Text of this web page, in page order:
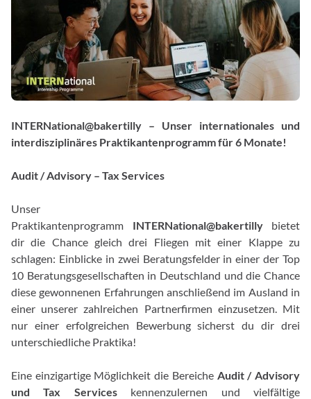
INTERNational@bakertilly – Unser internationales und
interdisziplinäres Praktikantenprogramm für 6 Monate!
Audit / Advisory – Tax Services
Unser
Praktikantenprogramm INTERNational@bakertillybietet
dir die Chance gleich drei Fliegen mit einer Klappe zu
schlagen: Einblicke in zwei Beratungsfelder in einer der Top
10 Beratungsgesellschaften in Deutschland und die Chance
diese gewonnenen Erfahrungen anschließend im Ausland in
einer unserer zahlreichen Partnerfirmen einzusetzen. Mit
nur einer erfolgreichen Bewerbung sicherst du dir drei
unterschiedliche Praktika!
Eine einzigartige Möglichkeit die Bereiche Audit / Advisory
und
Tax Serviceskennenzulernen und vielfältige